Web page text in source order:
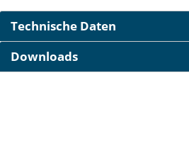
Technische Daten
Downloads